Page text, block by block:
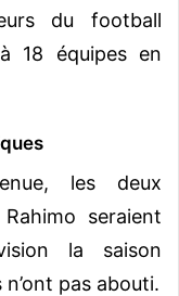
du football
18 équipes en
les deux
seraient
la saison
pas abouti.